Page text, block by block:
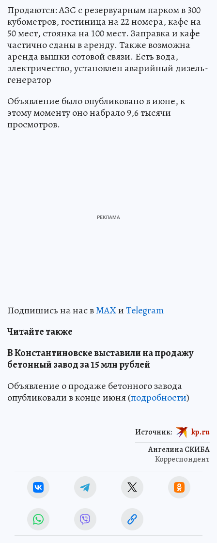
Продаются: АЗС с резервуарным парком в 300
кубометров, гостиница на 22 номера, кафе на
50 мест, стоянка на 100 мест. Заправка и кафе
частично сданы в аренду. Также возможна
аренда вышки сотовой связи. Есть вода,
электричество, установлен аварийный дизель-
генератор
Объявление было опубликовано в июне, к
этому моменту оно набрало 9,6 тысячи
просмотров.
Подпишись на нас вMAXиTelegram
Читайте также
В Константиновске выставили на продажу
бетонный завод за 15 млн рублей
Объявление о продаже бетонного завода
опубликовали в конце июня (подробности)
Ангелина СКИБА
Корреспондент
Источник: kp.ru